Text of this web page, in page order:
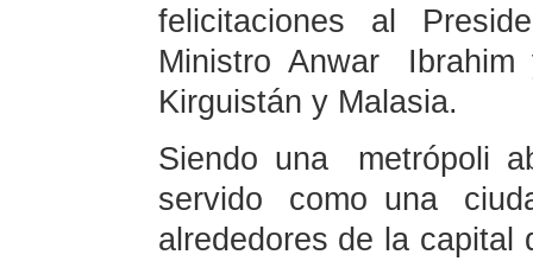
felicitaciones al
Ministro Anwar
Kirguistán y Malasia.
Siendo una metrópoli
servido como una
alrededores de la